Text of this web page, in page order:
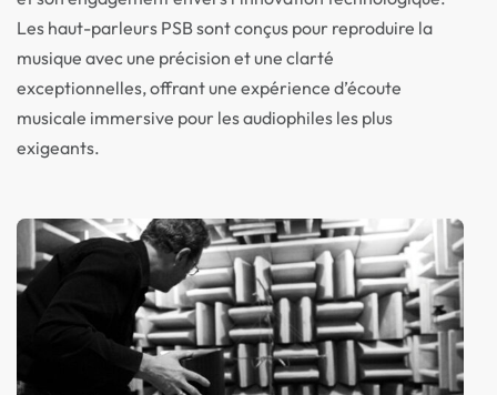
Les haut-parleurs PSB sont conçus pour reproduire la
musique avec une précision et une clarté
exceptionnelles, offrant une expérience d’écoute
musicale immersive pour les audiophiles les plus
exigeants.